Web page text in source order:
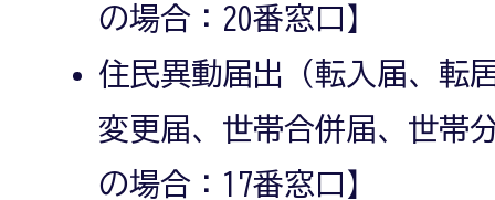
の場合：20番窓口】
住民異動届出（転入届、転
変更届、世帯合併届、世帯
の場合：17番窓口】